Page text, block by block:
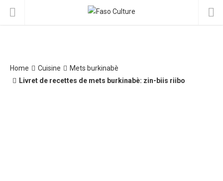
Home Cuisine
Mets burkinabè
Livret de recettes de mets burkinabè: zin-biis riibo